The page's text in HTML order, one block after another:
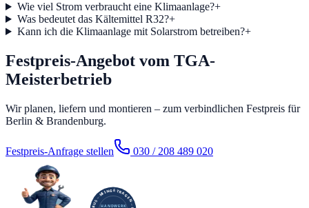
Wie viel Strom verbraucht eine Klimaanlage?+
Was bedeutet das Kältemittel R32?+
Kann ich die Klimaanlage mit Solarstrom betreiben?+
Festpreis-Angebot vom TGA-
Meisterbetrieb
Wir planen, liefern und montieren – zum verbindlichen Festpreis für
Berlin & Brandenburg.
Festpreis-Anfrage stellen 030 / 208 489 020